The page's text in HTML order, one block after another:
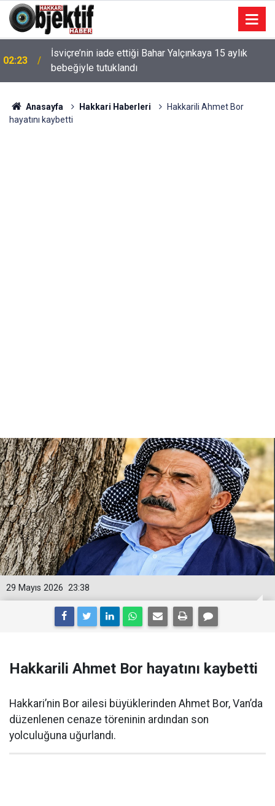
02:23
İsviçre’nin iade ettiği Bahar Yalçınkaya 15 aylık
bebeğiyle tutuklandı
Anasayfa Hakkari Haberleri
Hakkarili Ahmet Bor
hayatını kaybetti
23:38
29 Mayıs 2026
Hakkarili Ahmet Bor hayatını kaybetti
Hakkari’nin Bor ailesi büyüklerinden Ahmet Bor, Van’da
düzenlenen cenaze töreninin ardından son
yolculuğuna uğurlandı.